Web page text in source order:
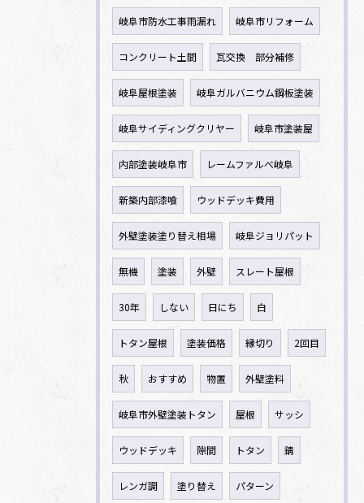
岐阜市防水工事雨漏れ 岐阜市リフォーム
コンクリート土間 瓦交換 部分補修
岐阜屋根塗装 岐阜ガルバニウム鋼板塗装
岐阜サイディングクリヤー 岐阜市塗装屋
内部塗装岐阜市 レームファルべ岐阜
新築内部漆喰 ウッドデッキ費用
外壁塗装塗り替え相場 岐阜ジョリパット
無機 塗装 外壁 スレート屋根
30年 しない 日にち 白
トタン屋根 塗装価格 縁切り 2回目
秋 おすすめ 物置 外壁塗料
岐阜市外壁塗装トタン 屋根 サッシ
ウッドデッキ 隙間 トタン 錆
レンガ調 塗り替え パターン